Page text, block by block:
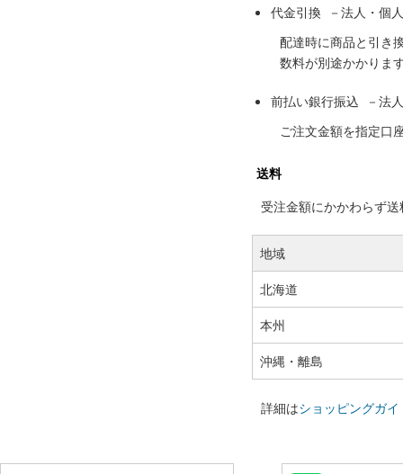
代金引換 －法人・個
配達時に商品と引き
数料が別途かかりま
前払い銀行振込 －法
ご注文金額を指定口
送料
受注金額にかかわらず
地域
北海道
本州
沖縄・離島
詳細はショッピングガイ